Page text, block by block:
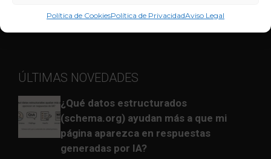
Política de CookiesPolítica de PrivacidadAviso Legal
ÚLTIMAS NOVEDADES
¿Qué datos estructurados
(schema.org) ayudan más a que mi
página aparezca en respuestas
generadas por IA?